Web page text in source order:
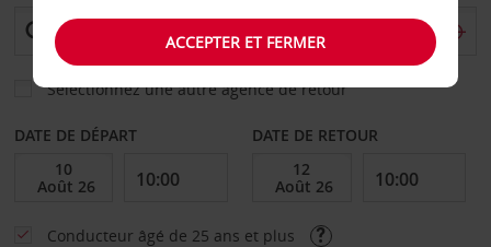
Sélectionnez une autre agence de retour
DATE DE DÉPART DATE DE RETOUR
Conducteur âgé de 25 ans et plus
ACCEPTER ET FERMER